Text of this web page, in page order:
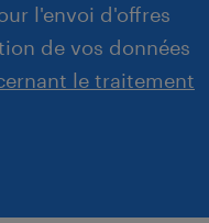
l'envoi d'offres
de vos données
le traitement